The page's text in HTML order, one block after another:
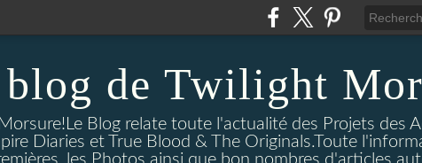
de Twilight
Blog relate toute l'actualité des Projets des
Diaries et True Blood & The Originals.Toute
,les Photos ainsi que bon nombres d'articles